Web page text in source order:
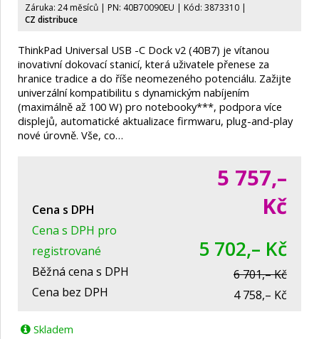
Záruka: 24 měsíců | PN: 40B70090EU | Kód: 3873310 |
CZ distribuce
ThinkPad Universal USB -C Dock v2 (40B7) je vítanou
inovativní dokovací stanicí, která uživatele přenese za
hranice tradice a do říše neomezeného potenciálu. Zažijte
univerzální kompatibilitu s dynamickým nabíjením
(maximálně až 100 W) pro notebooky***, podpora více
displejů, automatické aktualizace firmwaru, plug-and-play
nové úrovně. Vše, co…
Cena s DPH
5 757,–
Kč
Cena s DPH pro
registrované
5 702,– Kč
Běžná cena s DPH
6 701,– Kč
Cena bez DPH
4 758,– Kč
Skladem